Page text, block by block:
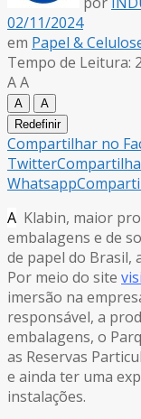
02/11/2024
em Papel &
Tempo de Leitura:
AA
A
A
Redefinir
Compartilhar no
Twitter
Whatsapp
A Klabin, maior
embalagens e de
de papel do Brasil,
Por meio do site
imersão na
responsável, a
embalagens, o
as Reservas
e ainda ter uma
instalações.